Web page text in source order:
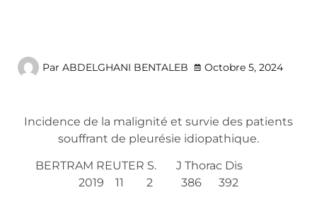
Par ABDELGHANI BENTALEB Octobre 5, 2024
Incidence de la malignité et survie des patients
souffrant de pleurésie idiopathique.
BERTRAM REUTER S. J Thorac Dis
2019 11 2 386 392